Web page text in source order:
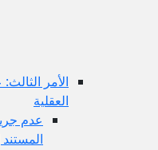
الأمر
العقلية
عدم